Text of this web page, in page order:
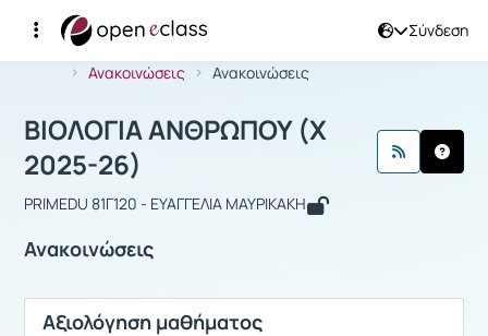
Σύνδεση
Αρχική Σελίδα
Ανακοινώσεις
Ανακοινώσεις
Μάθημα : ΒΙΟΛΟΓΙΑ ΑΝΘΡΩΠΟΥ (Χ
ΒΙΟΛΟΓΙΑ ΑΝΘΡΩΠΟΥ (Χ
2025-26)
PRIMEDU 81Γ120 - ΕΥΑΓΓΕΛΙΑ ΜΑΥΡΙΚΑΚΗ
Ανακοινώσεις
Αξιολόγηση μαθήματος